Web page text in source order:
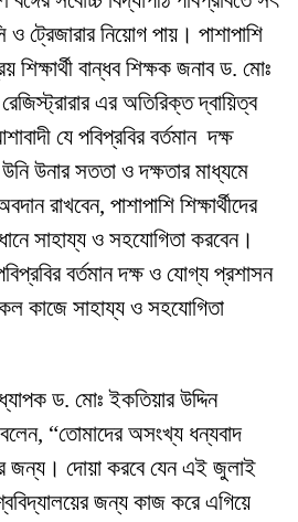
ট্রেজারার নিয়োগ পায়। পাশাপাশি
বান্ধব শিক্ষক জনাব ড. মোঃ
এর অতিরিক্ত দ্বায়িত্ব
যে পবিপ্রবির বর্তমান দক্ষ
উনার সততা ও দক্ষতার মাধ্যমে
রাখবেন, পাশাপাশি শিক্ষার্থীদের
সাহায্য ও সহযোগিতা করবেন।
বর্তমান দক্ষ ও যোগ্য প্রশাসন
কাজে সাহায্য ও সহযোগিতা
ড. মোঃ ইকতিয়ার উদ্দিন
“তোমাদের অসংখ্য ধন্যবাদ
জন্য। দোয়া করবে যেন এই জুলাই
জন্য কাজ করে এগিয়ে